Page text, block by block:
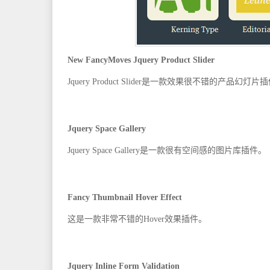
New FancyMoves Jquery Product Slider
Jquery Product Slider是一款效果很不错的产品幻灯片
Jquery Space Gallery
Jquery Space Gallery是一款很有空间感的图片库插件。
Fancy Thumbnail Hover Effect
这是一款非常不错的Hover效果插件。
Jquery Inline Form Validation